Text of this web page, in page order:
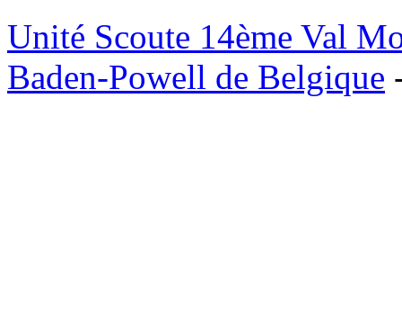
Unité Scoute 14ème Val
Baden-Powell de Belgique